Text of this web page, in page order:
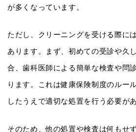
が多くなっています。
ただし、クリーニングを受ける際に
あります。まず、初めての受診や久
合、歯科医師による簡単な検査や問
ります。これは健康保険制度のルー
したうえで適切な処置を行う必要が
そのため、他の処置や検査は何もせ